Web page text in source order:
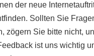
der neue
Sollten Sie
zögern Sie bitte nicht,
ist uns wichtig